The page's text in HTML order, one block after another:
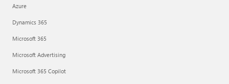
Azure
Dynamics 365
Microsoft 365
Microsoft Advertising
Microsoft 365 Copilot